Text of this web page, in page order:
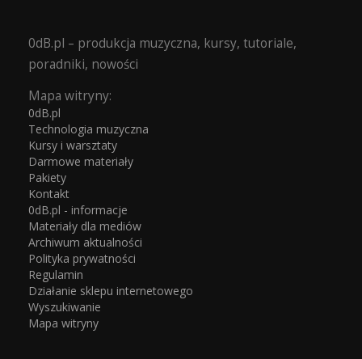
0dB.pl – produkcja muzyczna, kursy, tutoriale,
poradniki, nowości
Mapa witryny:
0dB.pl
Technologia muzyczna
Kursy i warsztaty
Darmowe materiały
Pakiety
Kontakt
0dB.pl - informacje
Materiały dla mediów
Archiwum aktualności
Polityka prywatności
Regulamin
Działanie sklepu internetowego
Wyszukiwanie
Mapa witryny